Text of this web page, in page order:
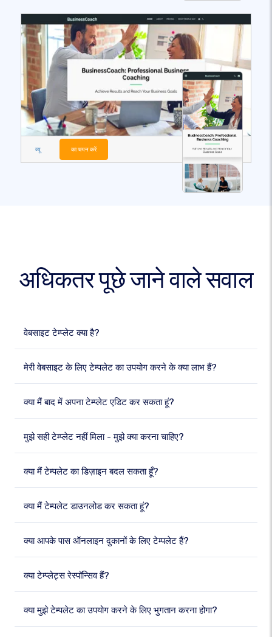
व्यू का चयन करें
अधिकतर पूछे जाने वाले सवाल
वेबसाइट टेम्प्लेट क्या है?
मेरी वेबसाइट के लिए टेम्पलेट का उपयोग करने के क्या लाभ हैं?
क्या मैं बाद में अपना टेम्प्लेट एडिट कर सकता हूं?
मुझे सही टेम्प्लेट नहीं मिला - मुझे क्या करना चाहिए?
क्या मैं टेम्पलेट का डिज़ाइन बदल सकता हूँ?
क्या मैं टेम्पलेट डाउनलोड कर सकता हूं?
क्या आपके पास ऑनलाइन दुकानों के लिए टेम्पलेट हैं?
क्या टेम्प्लेट्स रेस्पॉन्सिव हैं?
क्या मुझे टेम्पलेट का उपयोग करने के लिए भुगतान करना होगा?